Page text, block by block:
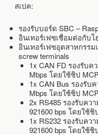
สเปค:
รองรับบอร์ด SBC –
อินเทอร์เฟซเชื่อมต่อกับโ
อินเทอร์เฟซอุตสาหกรร
screw terminals
1x CAN FD รองรับค
Mbps โดยใช้ชิป
1x CAN Bus รองรับ
Mbps โดยใช้ชิป
2x RS485 รองรับคว
921600 bps โดยใช้ชิ
1x RS232 รองรับคว
921600 bps โดยใช้ชิ